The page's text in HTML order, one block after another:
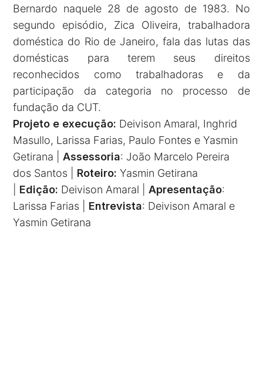
Bernardo naquele 28 de agosto de 1983. No
segundo episódio, Zica Oliveira, trabalhadora
doméstica do Rio de Janeiro, fala das lutas das
domésticas para terem seus direitos
reconhecidos como trabalhadoras e da
participação da categoria no processo de
fundação da CUT.
Projeto e execução: Deivison Amaral, Inghrid
Masullo, Larissa Farias, Paulo Fontes e Yasmin
Getirana |Assessoria: João Marcelo Pereira
dos Santos | Roteiro:Yasmin Getirana
Edição: Deivison Amaral |Apresentação:
Larissa Farias | Entrevista: Deivison Amaral e
Yasmin Getirana